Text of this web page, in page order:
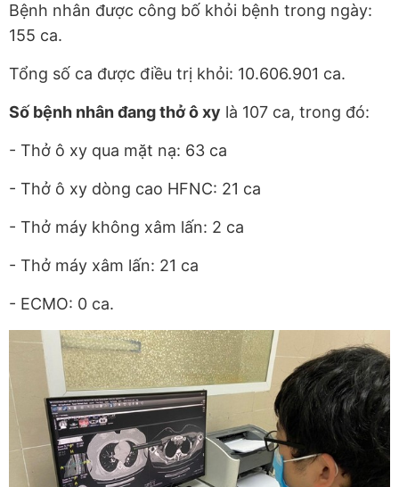
Bệnh nhân được công bố khỏi bệnh trong ngày:
155 ca.
Tổng số ca được điều trị khỏi: 10.606.901 ca.
Số bệnh nhân đang thở ô xy là 107 ca, trong đó:
- Thở ô xy qua mặt nạ: 63 ca
- Thở ô xy dòng cao HFNC: 21 ca
- Thở máy không xâm lấn: 2 ca
- Thở máy xâm lấn: 21 ca
- ECMO: 0 ca.